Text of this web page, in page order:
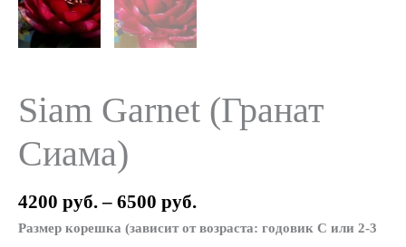
Siam Garnet (Гранат
Сиама)
4200 руб. – 6500 руб.Диапазон
4200 руб.
Размер корешка (зависит от возраста: годовик С или 2-3